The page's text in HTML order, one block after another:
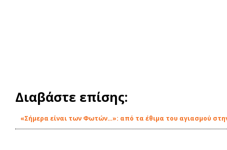
Διαβάστε επίσης:
«Σήμερα είναι των Φωτών…»: από τα έθιμα του αγιασμού